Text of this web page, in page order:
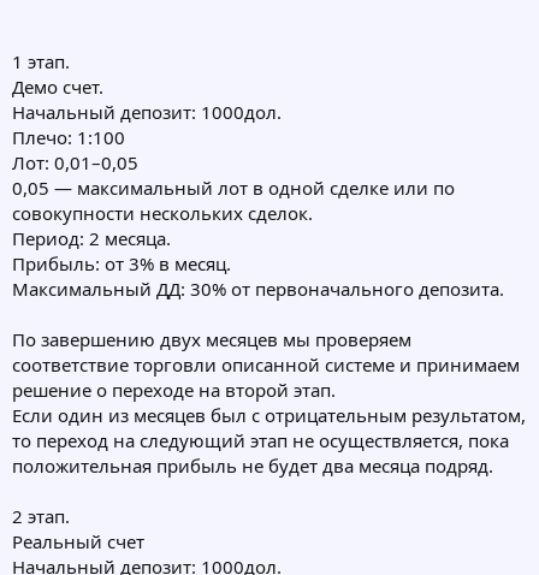
1 этап.
Демо счет.
Начальный депозит: 1000дол.
Плечо: 1:100
Лот: 0,01–0,05
0,05 — максимальный лот в одной сделке или по
совокупности нескольких сделок.
Период: 2 месяца.
Прибыль: от 3% в месяц.
Максимальный ДД: 30% от первоначального депозита.
По завершению двух месяцев мы проверяем
соответствие торговли описанной системе и принимаем
решение о переходе на второй этап.
Если один из месяцев был с отрицательным результатом,
то переход на следующий этап не осуществляется, пока
положительная прибыль не будет два месяца подряд.
2 этап.
Реальный счет
Начальный депозит: 1000дол.